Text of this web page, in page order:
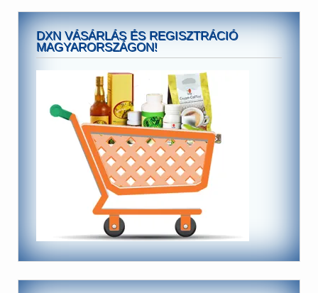
DXN VÁSÁRLÁS ÉS REGISZTRÁCIÓ
MAGYARORSZÁGON!